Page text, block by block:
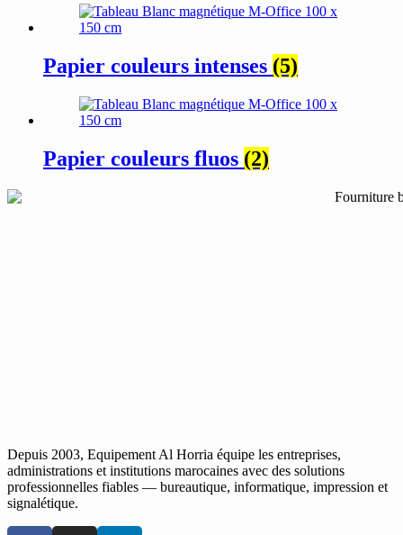
Papier couleurs intenses (5)
Papier couleurs fluos (2)
Depuis 2003, Equipement Al Horria équipe les entreprises,
administrations et institutions marocaines avec des solutions
professionnelles fiables — bureautique, informatique, impression et
signalétique.